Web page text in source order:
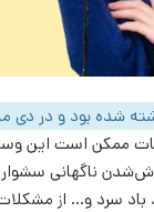
ممکن است این
ناگهانی
باد سرد و… از